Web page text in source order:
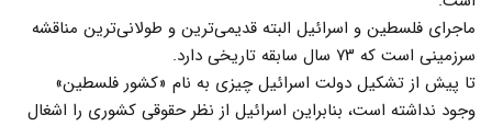
ماجرای فلسطین و اسرائیل البته قدیمی‌ترین و طولانی‌ترین مناقشه
سرزمینی است که ۷۳ سال سابقه تاریخی دارد.
تا پیش از تشکیل دولت اسرائیل چیزی به نام «کشور فلسطین»
وجود نداشته است، بنابراین اسرائیل از نظر حقوقی کشوری را اشغال